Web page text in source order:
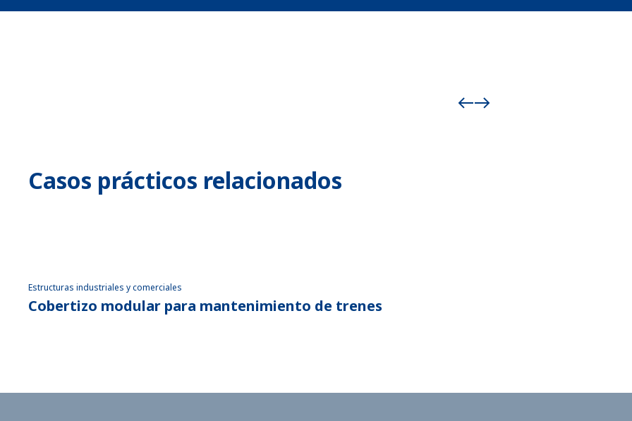
Casos prácticos relacionados
Estructuras industriales y comerciales
Cobertizo modular para mantenimiento de trenes